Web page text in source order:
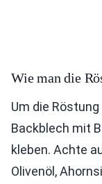
Wie man die
Um die
Backblech mit
kleben. Achte
Olivenöl,